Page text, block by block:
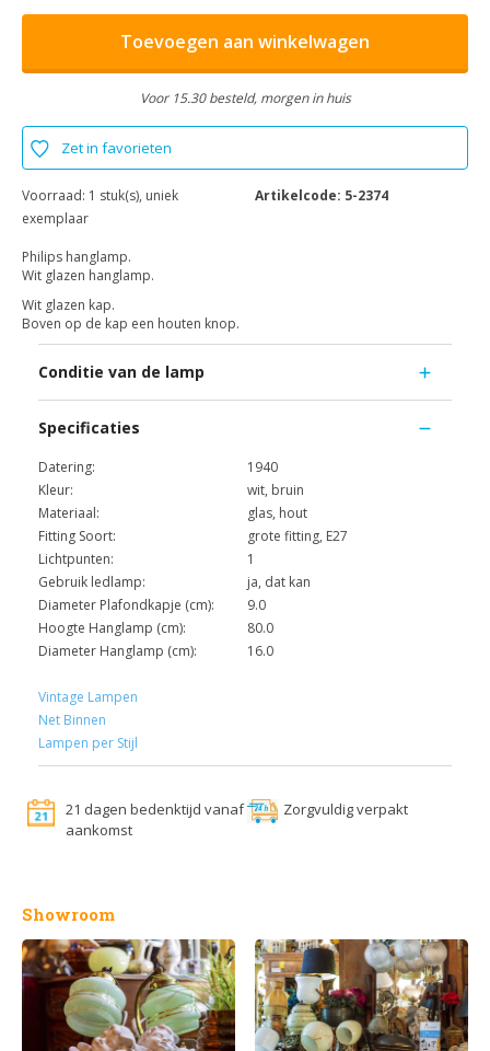
Toevoegen aan winkelwagen
Voor 15.30 besteld, morgen in huis
Zet in favorieten
Voorraad: 1 stuk(s), uniek
exemplaar
Artikelcode: 5-2374
Philips hanglamp.
Wit glazen hanglamp.
Wit glazen kap.
Boven op de kap een houten knop.
Conditie van de lamp
Specificaties
Datering:
1940
Kleur:
wit, bruin
Materiaal:
glas, hout
Fitting Soort:
grote fitting, E27
Lichtpunten:
1
Gebruik ledlamp:
ja, dat kan
Diameter Plafondkapje (cm):
9.0
Hoogte Hanglamp (cm):
80.0
Diameter Hanglamp (cm):
16.0
Vintage Lampen
Net Binnen
Lampen per Stijl
21 dagen bedenktijd vanaf
aankomst
Zorgvuldig verpakt
Showroom